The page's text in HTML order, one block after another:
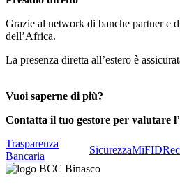
Grazie al network di banche partner e
dell’Africa.
La presenza diretta all’estero è
Vuoi saperne di più?
Contatta il tuo gestore per valutare
Trasparenza
Bancaria
SicurezzaMiFID